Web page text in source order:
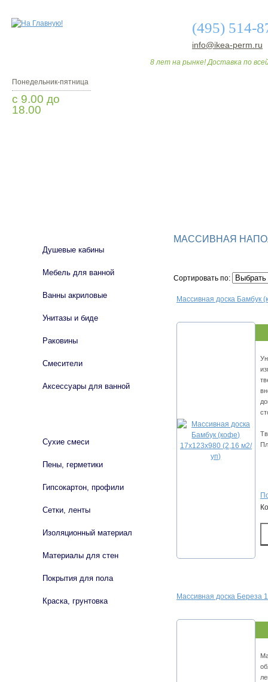
(495) 514-
info@ikea-perm.ru
8 лет на рынке! Доставка по
Понедельник-пятница
с 9.00 до
18.00
МАССИВНАЯ
Сортировать по:
Массивная доска Бамбук
Массивная доска Береза
Душевые кабины
Мебель для ванной
Ванны акриловые
Унитазы и биде
Раковины
Смесители
Аксессуары для ванной
Сухие смеси
Пены, герметики
Гипсокартон, профили
Сетки, ленты
Изоляционный материал
Материалы для стен
Покрытия для пола
Краска, грунтовка